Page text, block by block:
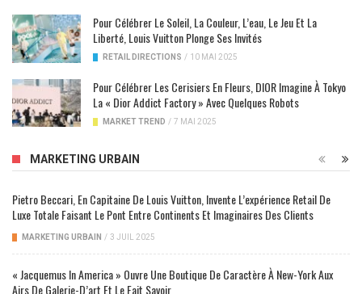
Pour Célébrer Le Soleil, La Couleur, L’eau, Le Jeu Et La
Liberté, Louis Vuitton Plonge Ses Invités
RETAIL DIRECTIONS / 10 MAI 2025
Pour Célébrer Les Cerisiers En Fleurs, DIOR Imagine À Tokyo
La « Dior Addict Factory » Avec Quelques Robots
MARKET TREND / 7 MAI 2025
MARKETING URBAIN
Pietro Beccari, En Capitaine De Louis Vuitton, Invente L’expérience Retail De
Luxe Totale Faisant Le Pont Entre Continents Et Imaginaires Des Clients
MARKETING URBAIN / 3 JUIL 2025
« Jacquemus In America » Ouvre Une Boutique De Caractère À New-York Aux
Airs De Galerie-D’art Et Le Fait Savoir